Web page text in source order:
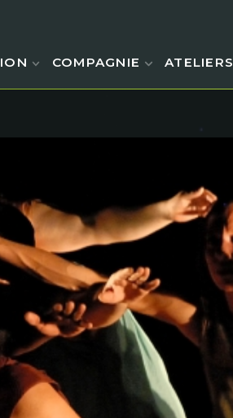
COMPAGNIE ATELIERS